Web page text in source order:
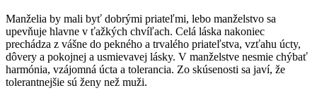
Manželia by mali byť dobrými priateľmi, lebo manželstvo sa
upevňuje hlavne v ťažkých chvíľach. Celá láska nakoniec
prechádza z vášne do pekného a trvalého priateľstva, vzťahu úcty,
dôvery a pokojnej a usmievavej lásky. V manželstve nesmie chýbať
harmónia, vzájomná úcta a tolerancia. Zo skúsenosti sa javí, že
tolerantnejšie sú ženy než muži.